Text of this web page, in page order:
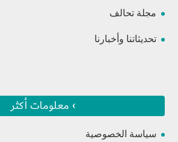
مجلة تحالف
تحديثاتنا وأخبارنا
› معلومات أكثر
سياسة الخصوصية